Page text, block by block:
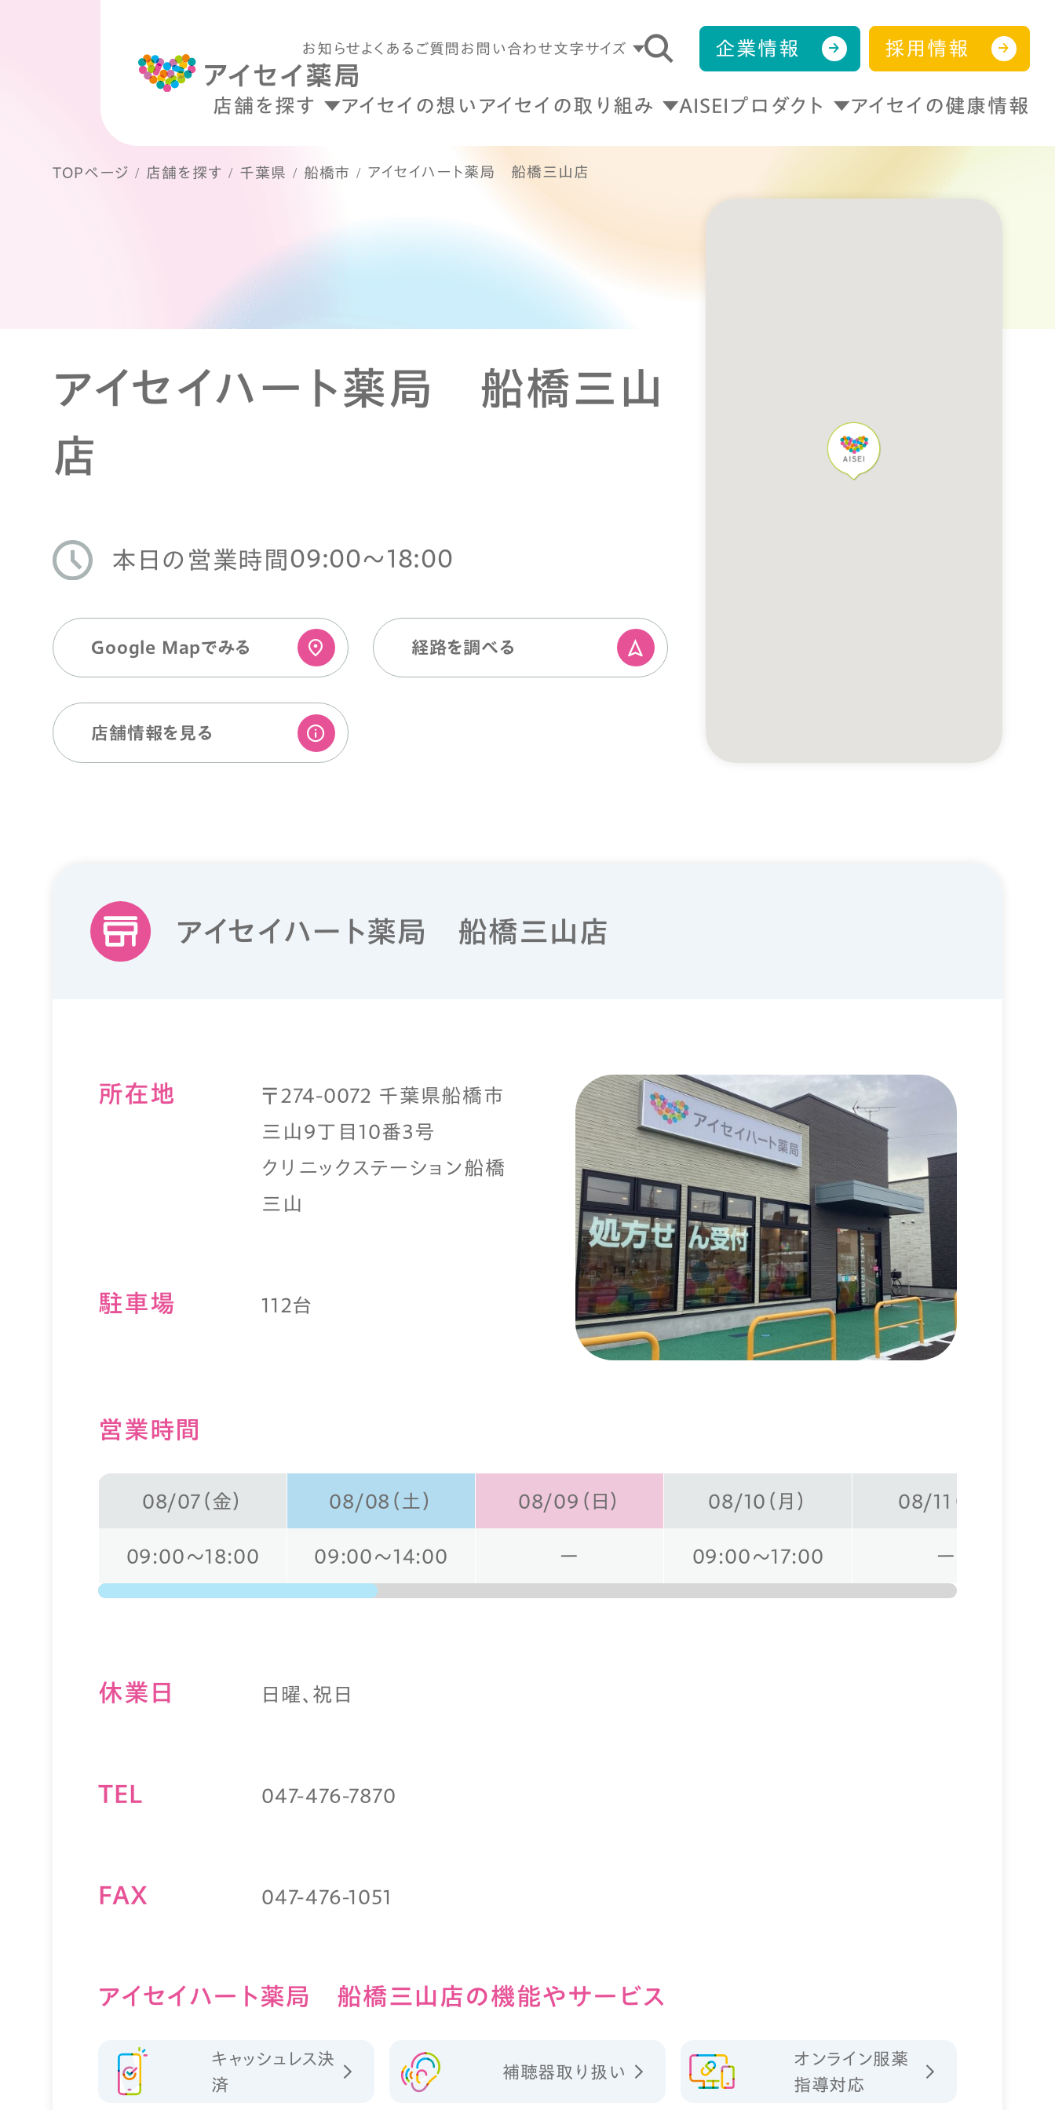
お知らせよくあるご質問 お問い合わせ文字サイズ 企業情報 採用情報
店舗を探す アイセイの想い アイセイの取り組み AISEIプロダクト アイセイの健康情報
TOPページ 店舗を探す 千葉県 船橋市 アイセイハート薬局 船橋三山店
アイセイハート薬局 船橋三山
店
本日の営業時間 09:00〜18:00
Google Mapでみる 経路を調べる
店舗情報を⾒る
アイセイハート薬局 船橋三山店
所在地
〒274-0072 千葉県船橋市
三山9丁目10番3号
クリニックステーション船橋
三山
駐⾞場 112台
営業時間
08/07（金） 08/08（土） 08/09（日） 08/10（月） 08/11（火）
09:00～18:00 09:00～14:00 ー 09:00～17:00 ー
休業⽇ 日曜、祝日
TEL 047-476-7870
FAX 047-476-1051
アイセイハート薬局 船橋三山店の機能やサービス
キャッシュレス決
済
補聴器取り扱い
オンライン服薬
指導対応